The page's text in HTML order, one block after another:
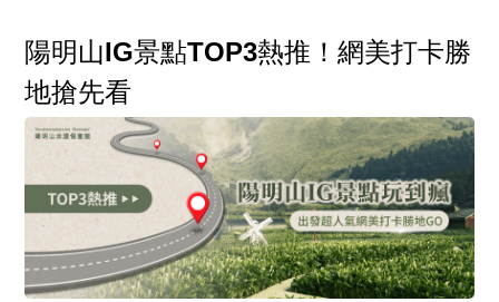
陽明山IG景點TOP3熱推！網美打卡勝
地搶先看